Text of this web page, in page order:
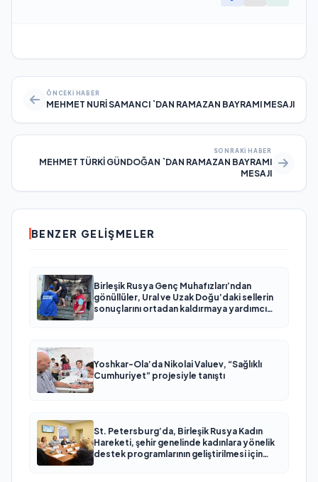
ÖNCEKI HABER
MEHMET NURİ SAMANCI `DAN RAMAZAN BAYRAMI MESAJI
SONRAKI HABER
MEHMET TÜRKİ GÜNDOĞAN `DAN RAMAZAN BAYRAMI
MESAJI
BENZER GELIŞMELER
Birleşik Rusya Genç Muhafızları’ndan
gönüllüler, Ural ve Uzak Doğu’daki sellerin
sonuçlarını ortadan kaldırmaya yardımcı
Yoshkar-Ola’da Nikolai Valuev, “Sağlıklı
Cumhuriyet” projesiyle tanıştı
St. Petersburg’da, Birleşik Rusya Kadın
Hareketi, şehir genelinde kadınlara yönelik
destek programlarının geliştirilmesi için